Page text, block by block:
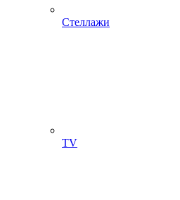
Стеллажи
ТV